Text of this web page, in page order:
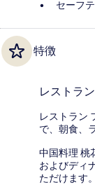
セーフ
特徴
レストラン
レストラン
で、朝食、
中国料理 桃
およびディ
ただけます